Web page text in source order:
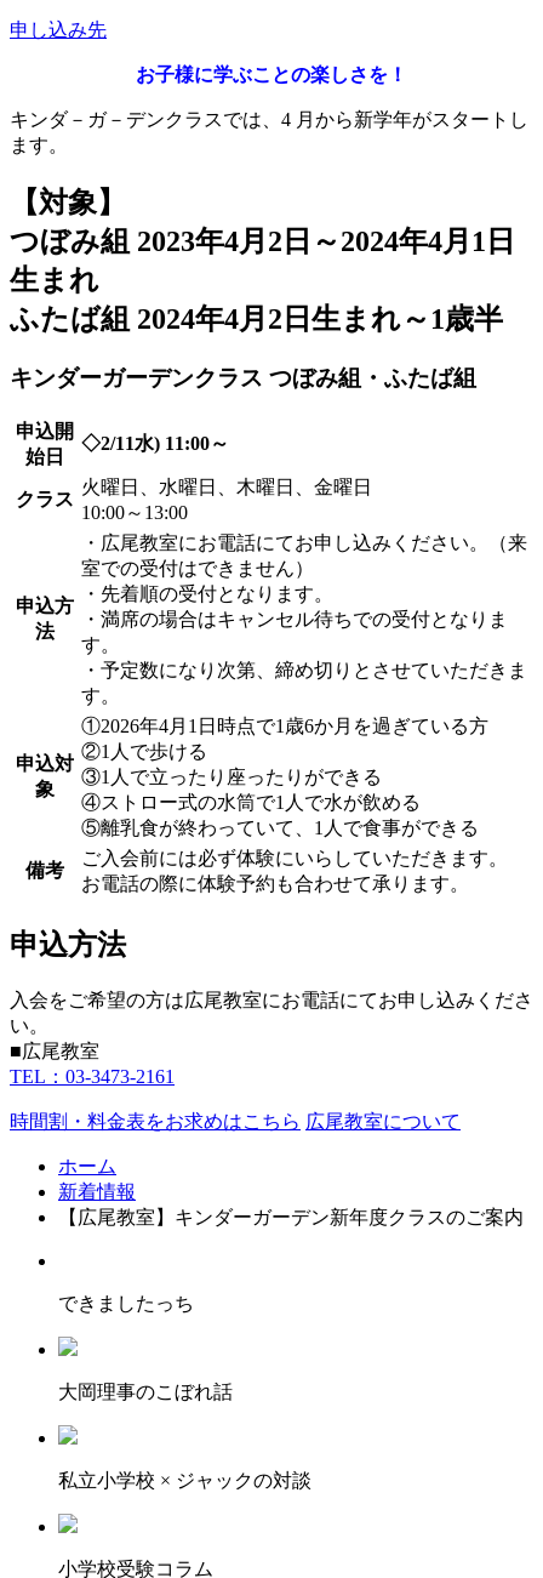
申し込み先
お子様に学ぶことの楽しさを！
キンダ－ガ－デンクラスでは、4 月から新学年がスタートし
ます。
【対象】
つぼみ組 2023年4月2日～2024年4月1日
生まれ
ふたば組 2024年4月2日生まれ～1歳半
キンダーガーデンクラス つぼみ組・ふたば組
申込開
始日
◇2/11水) 11:00～
クラス
火曜日、水曜日、木曜日、金曜日
10:00～13:00
申込方
法
・広尾教室にお電話にてお申し込みください。（来
室での受付はできません）
・先着順の受付となります。
・満席の場合はキャンセル待ちでの受付となりま
す。
・予定数になり次第、締め切りとさせていただきま
す。
申込対
象
①2026年4月1日時点で1歳6か月を過ぎている方
②1人で歩ける
③1人で立ったり座ったりができる
④ストロー式の水筒で1人で水が飲める
⑤離乳食が終わっていて、1人で食事ができる
備考
ご入会前には必ず体験にいらしていただきます。
お電話の際に体験予約も合わせて承ります。
申込方法
入会をご希望の方は広尾教室にお電話にてお申し込みくださ
い。
■広尾教室
TEL：03-3473-2161
時間割・料金表をお求めはこちら 広尾教室について
ホーム
新着情報
【広尾教室】キンダーガーデン新年度クラスのご案内
できましたっち
大岡理事のこぼれ話
私立小学校 × ジャックの対談
小学校受験コラム